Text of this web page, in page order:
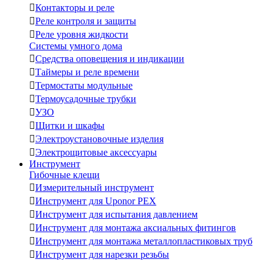
Контакторы и реле
Реле контроля и защиты
Реле уровня жидкости
Системы умного дома
Средства оповещения и индикации
Таймеры и реле времени
Термостаты модульные
Термоусадочные трубки
УЗО
Щитки и шкафы
Электроустановочные изделия
Электрощитовые аксессуары
Инструмент
Гибочные клещи
Измерительный инструмент
Инструмент для Uponor PEX
Инструмент для испытания давлением
Инструмент для монтажа аксиальных фитингов
Инструмент для монтажа металлопластиковых труб
Инструмент для нарезки резьбы